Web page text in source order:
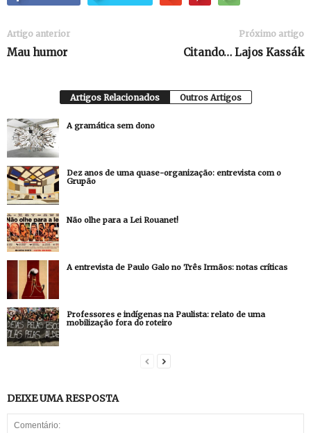
Artigo anterior
Mau humor
Próximo artigo
Citando… Lajos Kassák
Artigos Relacionados Outros Artigos
A gramática sem dono
Dez anos de uma quase-organização: entrevista com o
Grupão
Não olhe para a Lei Rouanet!
A entrevista de Paulo Galo no Três Irmãos: notas críticas
Professores e indígenas na Paulista: relato de uma
mobilização fora do roteiro
DEIXE UMA RESPOSTA